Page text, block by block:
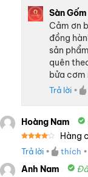
Sàn Gốm
Cảm ơn
đồng
sản
quên
bửa cơm
Trả lời •
Hoàng Nam
xếp
5 sao
Hàng
Trả lời • thích •
Anh Nam